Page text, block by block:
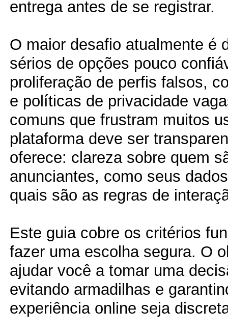
entrega antes de se registrar.
O maior desafio atualmente é
sérios de opções pouco
proliferação de perfis falsos,
e políticas de privacidade
comuns que frustram muitos
plataforma deve ser
oferece: clareza sobre quem
anunciantes, como seus
quais são as regras de
Este guia cobre os critérios
fazer uma escolha segura. O
ajudar você a tomar uma
evitando armadilhas e
experiência online seja